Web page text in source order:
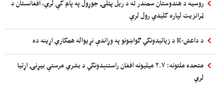
روسیه د هندوستان سمندر ته د ریل پټلۍ جوړول په پام کې لري، افغانستان د
ټرانزیت لپاره کلیدي رول لري
د داعش-K د زیاتیدونکي ګواښونو په وړاندې نړیواله همکاري اړینه ده
متحده ملتونه: ۲.۷ میلیونه افغان راستنېدونکي د بشري مرستې بیړنۍ اړتیا
لري